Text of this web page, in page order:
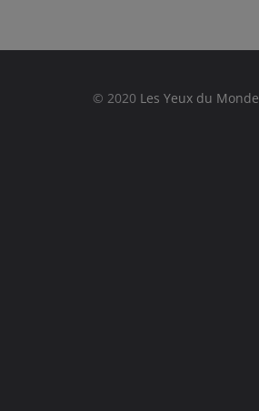
© 2020 Les Yeux du Monde